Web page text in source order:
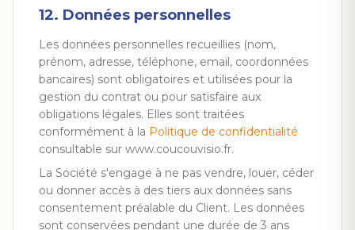
12. Données personnelles
Les données personnelles recueillies (nom,
prénom, adresse, téléphone, email, coordonnées
bancaires) sont obligatoires et utilisées pour la
gestion du contrat ou pour satisfaire aux
obligations légales. Elles sont traitées
conformément à la Politique de confidentialité
consultable sur www.coucouvisio.fr.
La Société s'engage à ne pas vendre, louer, céder
ou donner accès à des tiers aux données sans
consentement préalable du Client. Les données
sont conservées pendant une durée de 3 ans